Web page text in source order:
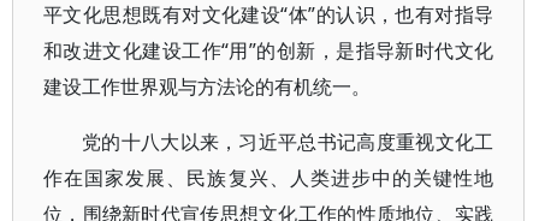
平文化思想既有对文化建设“体”的认识，也有对指导
和改进文化建设工作“用”的创新，是指导新时代文化
建设工作世界观与方法论的有机统一。
党的十八大以来，习近平总书记高度重视文化工
作在国家发展、民族复兴、人类进步中的关键性地
位，围绕新时代宣传思想文化工作的性质地位、实践